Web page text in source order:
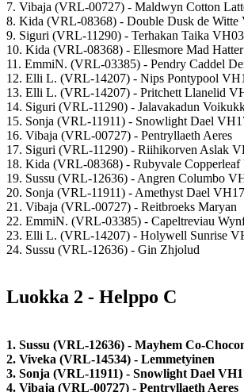
7. Vibaja (VRL-00727) - Maldwyn Cotton
8. Kida (VRL-08368) - Double Dusk de Witte
9. Siguri (VRL-11290) - Terhakan Taika
10. Kida (VRL-08368) - Ellesmore Mad
11. EmmiN. (VRL-03385) - Pendry Caddel
12. Elli L. (VRL-14207) - Nips Pontypool
13. Elli L. (VRL-14207) - Pritchett Llanelid
14. Siguri (VRL-11290) - Jalavakadun
15. Sonja (VRL-11911) - Snowlight Dael
16. Vibaja (VRL-00727) - Pentryllaeth Aeres
17. Siguri (VRL-11290) - Riihikorven Aslak
18. Kida (VRL-08368) - Rubyvale
19. Sussu (VRL-12636) - Angren Columbo
20. Sonja (VRL-11911) - Amethyst Dael
21. Vibaja (VRL-00727) - Reitbroeks Maryan
22. EmmiN. (VRL-03385) - Capeltreviau
23. Elli L. (VRL-14207) - Holywell Sunrise
24. Sussu (VRL-12636) - Gin Zhjolud
Luokka 2 - Helppo C
1. Sussu (VRL-12636) - Mayhem Co-
2. Viveka (VRL-14534) - Lemmetyinen
3. Sonja (VRL-11911) - Snowlight Dael
4. Vibaja (VRL-00727) - Pentryllaeth Aeres